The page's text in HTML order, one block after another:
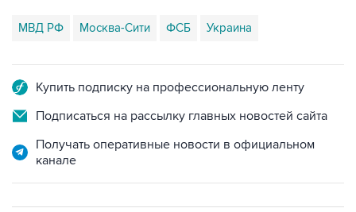
МВД РФ Москва-Сити ФСБ Украина
Купить подписку на профессиональную ленту
Подписаться на рассылку главных новостей сайта
Получать оперативные новости в официальном
канале